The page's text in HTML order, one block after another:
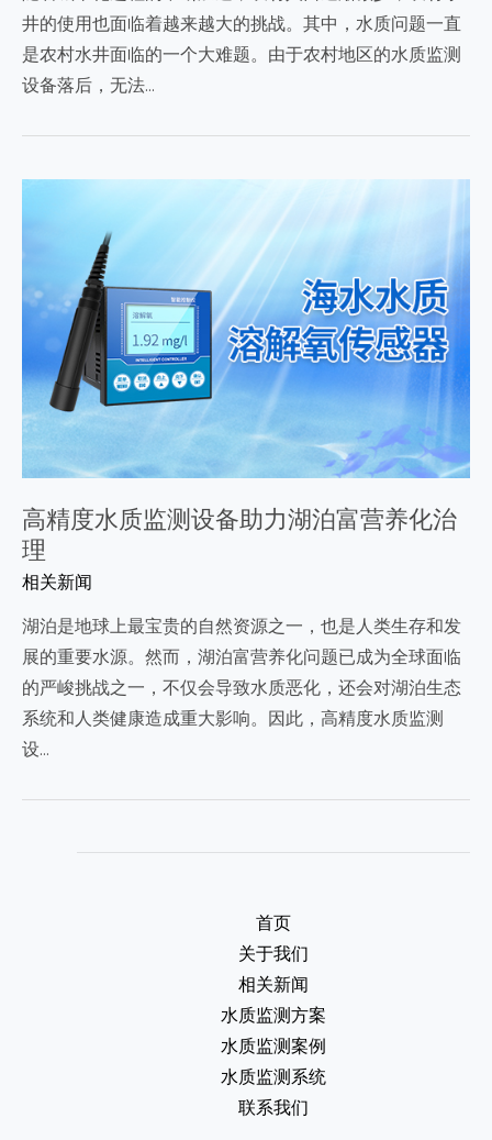
井的使用也面临着越来越大的挑战。其中，水质问题一直
是农村水井面临的一个大难题。由于农村地区的水质监测
设备落后，无法…
高精度水质监测设备助力湖泊富营养化治
理
相关新闻
湖泊是地球上最宝贵的自然资源之一，也是人类生存和发
展的重要水源。然而，湖泊富营养化问题已成为全球面临
的严峻挑战之一，不仅会导致水质恶化，还会对湖泊生态
系统和人类健康造成重大影响。因此，高精度水质监测
设…
首页
关于我们
相关新闻
水质监测方案
水质监测案例
水质监测系统
联系我们